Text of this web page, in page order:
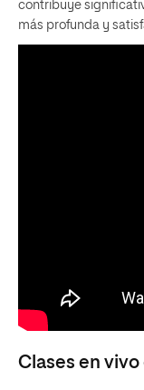
contribuye
más profunda y
Clases en